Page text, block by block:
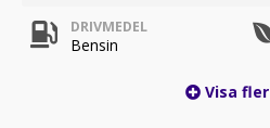
DRIVMEDEL
Bensin
Visa fler